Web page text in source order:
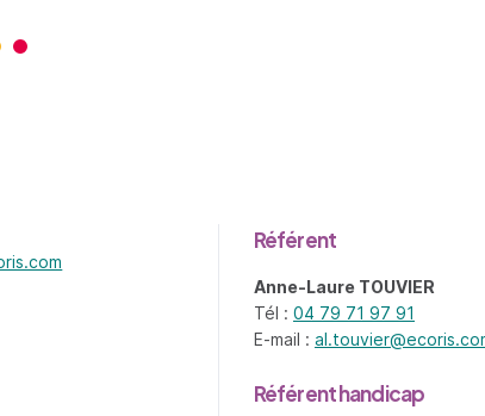
- nouvel onglet
Référent
Anne-Laure TOUVIER
Tél : 04 79 71 97 91
E-mail :
Référent handicap